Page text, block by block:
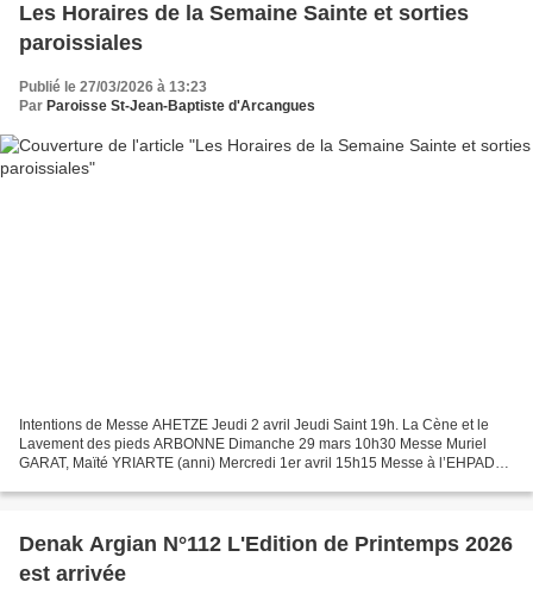
Les Horaires de la Semaine Sainte et sorties
paroissiales
Publié le 27/03/2026 à 13:23
Par Paroisse St-Jean-Baptiste d'Arcangues
Intentions de Messe AHETZE Jeudi 2 avril Jeudi Saint 19h. La Cène et le
Lavement des pieds ARBONNE Dimanche 29 mars 10h30 Messe Muriel
GARAT, Maïté YRIARTE (anni) Mercredi 1er avril 15h15 Messe à l’EHPAD
Denak Argian N°112 L'Edition de Printemps 2026
est arrivée